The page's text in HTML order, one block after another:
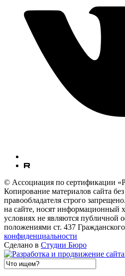
© Ассоциация по сертификации
Копирование материалов сайта
правообладателя строго
на сайте, носят информационный
условиях не являются публичной
положениями ст. 437
конфиденциальности
Сделано в Студии Бюро